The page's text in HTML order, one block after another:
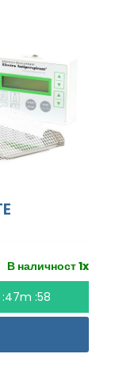
В наличност 1x
:56